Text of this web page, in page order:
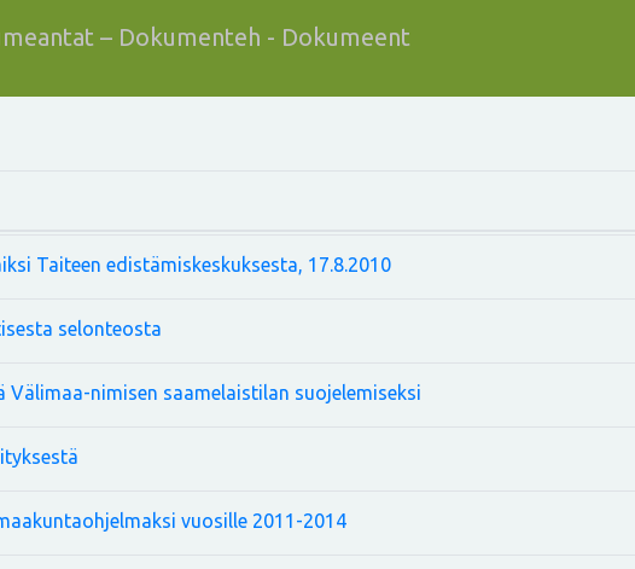
– Dokumenteh - Dokumeent
Taiteen edistämiskeskuksesta, 17.8.2010
selonteosta
nimisen saamelaistilan suojelemiseksi
vuosille 2011-2014